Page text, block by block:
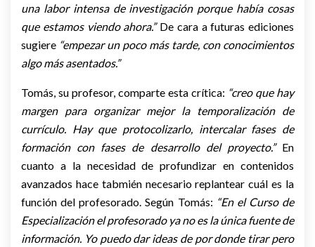
una labor intensa de investigación porque había cosas
que estamos viendo ahora.”De cara a futuras ediciones
sugiere “empezar un poco más tarde, con conocimientos
algo más asentados.”
Tomás, su profesor, comparte esta crítica: “creo que hay
margen para organizar mejor la temporalización de
currículo. Hay que protocolizarlo, intercalar fases de
formación con fases de desarrollo del proyecto.” En
cuanto a la necesidad de profundizar en contenidos
avanzados hace tabmién necesario replantear cuál es la
función del profesorado. Según Tomás: “En el Curso de
Especialización el profesorado ya no es la única fuente de
información. Yo puedo dar ideas de por donde tirar pero